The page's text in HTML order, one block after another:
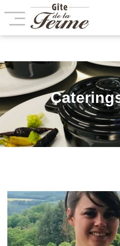
Cateringservice :